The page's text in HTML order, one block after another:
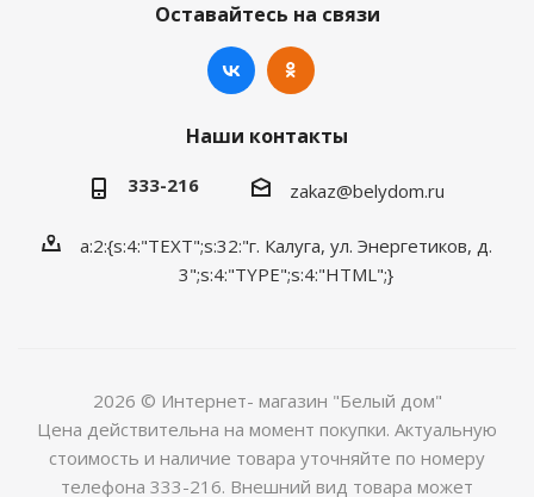
Оставайтесь на связи
Наши контакты
333-216 zakaz@belydom.ru
a:2:{s:4:"TEXT";s:32:"г. Калуга, ул. Энергетиков, д.
3";s:4:"TYPE";s:4:"HTML";}
2026 © Интернет- магазин "Белый дом"
Цена действительна на момент покупки. Актуальную
стоимость и наличие товара уточняйте по номеру
телефона 333-216. Внешний вид товара может